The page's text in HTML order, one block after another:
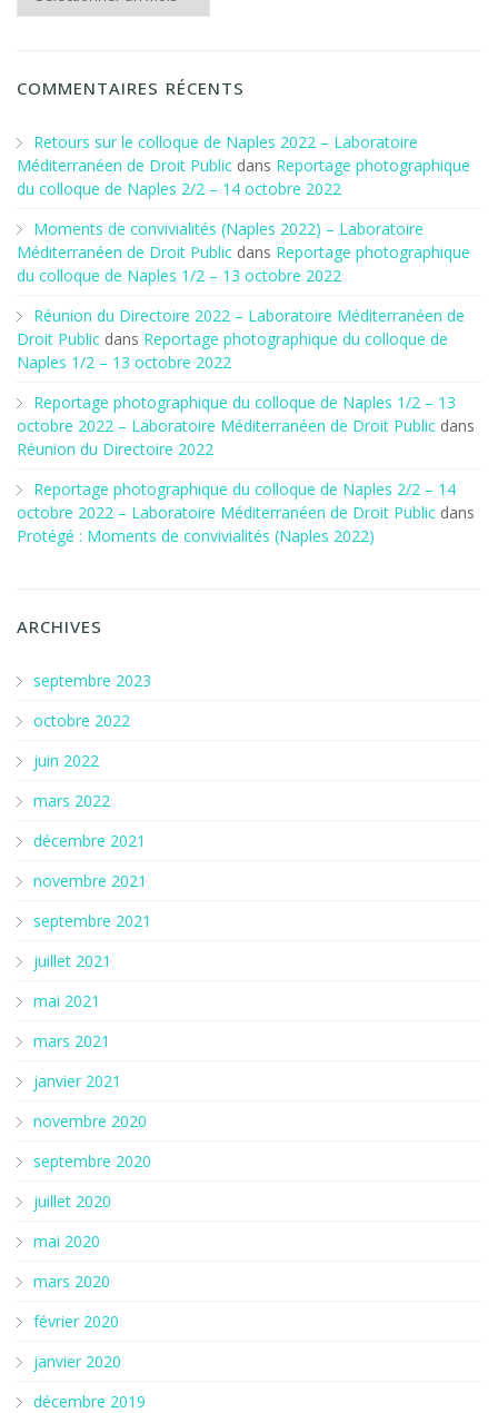
COMMENTAIRES RÉCENTS
Retours sur le colloque de Naples 2022 – Laboratoire
Méditerranéen de Droit Public dans Reportage photographique
du colloque de Naples 2/2 – 14 octobre 2022
Moments de convivialités (Naples 2022) – Laboratoire
Méditerranéen de Droit Public dans Reportage photographique
du colloque de Naples 1/2 – 13 octobre 2022
Réunion du Directoire 2022 – Laboratoire Méditerranéen de
Droit Public dans Reportage photographique du colloque de
Naples 1/2 – 13 octobre 2022
Reportage photographique du colloque de Naples 1/2 – 13
octobre 2022 – Laboratoire Méditerranéen de Droit Public dans
Réunion du Directoire 2022
Reportage photographique du colloque de Naples 2/2 – 14
octobre 2022 – Laboratoire Méditerranéen de Droit Public dans
Protégé : Moments de convivialités (Naples 2022)
ARCHIVES
septembre 2023
octobre 2022
juin 2022
mars 2022
décembre 2021
novembre 2021
septembre 2021
juillet 2021
mai 2021
mars 2021
janvier 2021
novembre 2020
septembre 2020
juillet 2020
mai 2020
mars 2020
février 2020
janvier 2020
décembre 2019